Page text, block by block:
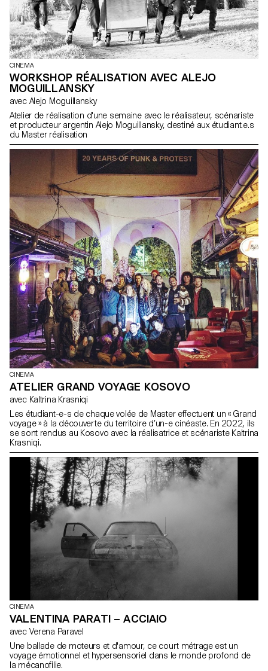
CINEMA
WORKSHOP RÉALISATION AVEC ALEJO
MOGUILLANSKY
avec Alejo Moguillansky
Atelier de réalisation d'une semaine avec le réalisateur, scénariste
et producteur argentin Alejo Moguillansky, destiné aux étudiant.e.s
du Master réalisation
CINEMA
ATELIER GRAND VOYAGE KOSOVO
avec Kaltrina Krasniqi
Les étudiant-e-s de chaque volée de Master effectuent un « Grand
voyage » à la découverte du territoire d’un-e cinéaste. En 2022, ils
se sont rendus au Kosovo avec la réalisatrice et scénariste Kaltrina
Krasniqi.
CINEMA
VALENTINA PARATI – ACCIAIO
avec Verena Paravel
Une ballade de moteurs et d'amour, ce court métrage est un
voyage émotionnel et hypersensoriel dans le monde profond de
la mécanofilie.